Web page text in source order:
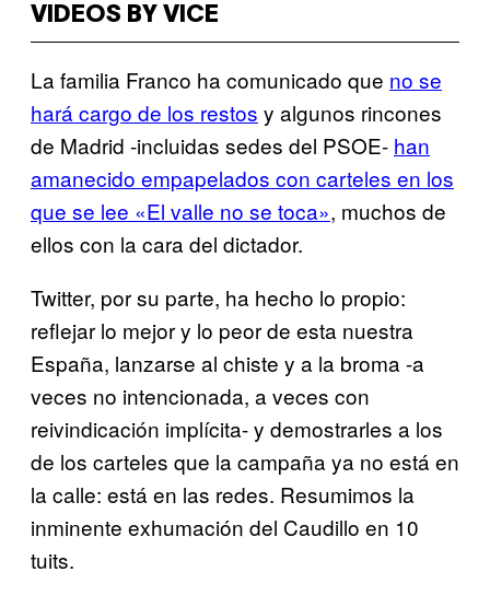
VIDEOS BY VICE
La familia Franco ha comunicado que no se
hará cargo de los restos y algunos rincones
de Madrid -incluidas sedes del PSOE- han
amanecido empapelados con carteles en los
que se lee «El valle no se toca», muchos de
ellos con la cara del dictador.
Twitter, por su parte, ha hecho lo propio:
reflejar lo mejor y lo peor de esta nuestra
España, lanzarse al chiste y a la broma -a
veces no intencionada, a veces con
reivindicación implícita- y demostrarles a los
de los carteles que la campaña ya no está en
la calle: está en las redes. Resumimos la
inminente exhumación del Caudillo en 10
tuits.